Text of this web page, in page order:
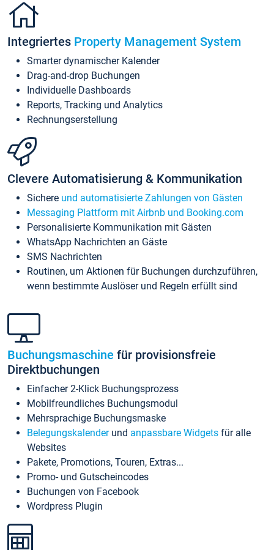
Integriertes Property Management System
Smarter dynamischer Kalender
Drag-and-drop Buchungen
Individuelle Dashboards
Reports, Tracking und Analytics
Rechnungserstellung
Clevere Automatisierung & Kommunikation
Sichere und automatisierte Zahlungen von Gästen
Messaging Plattform mit Airbnb und Booking.com
Personalisierte Kommunikation mit Gästen
WhatsApp Nachrichten an Gäste
SMS Nachrichten
Routinen, um Aktionen für Buchungen durchzuführen,
wenn bestimmte Auslöser und Regeln erfüllt sind
Buchungsmaschine für provisionsfreie
Direktbuchungen
Einfacher 2-Klick Buchungsprozess
Mobilfreundliches Buchungsmodul
Mehrsprachige Buchungsmaske
Belegungskalenderund anpassbare Widgets für alle
Websites
Pakete, Promotions, Touren, Extras...
Promo- und Gutscheincodes
Buchungen von Facebook
Wordpress Plugin